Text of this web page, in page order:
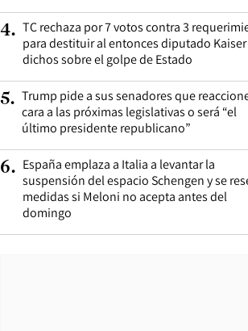
4. TC rechaza por 7 votos contra 3
para destituir al entonces diputado Kaiser
dichos sobre el golpe de Estado
5. Trump pide a sus senadores que
cara a las próximas legislativas o será “el
último presidente republicano”
6. España emplaza a Italia a levantar la
suspensión del espacio Schengen y se
medidas si Meloni no acepta antes del
domingo